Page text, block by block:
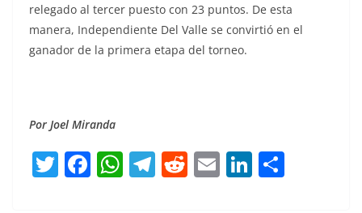
relegado al tercer puesto con 23 puntos. De esta
manera, Independiente Del Valle se convirtió en el
ganador de la primera etapa del torneo.
Por Joel Miranda
T F W T R E Li